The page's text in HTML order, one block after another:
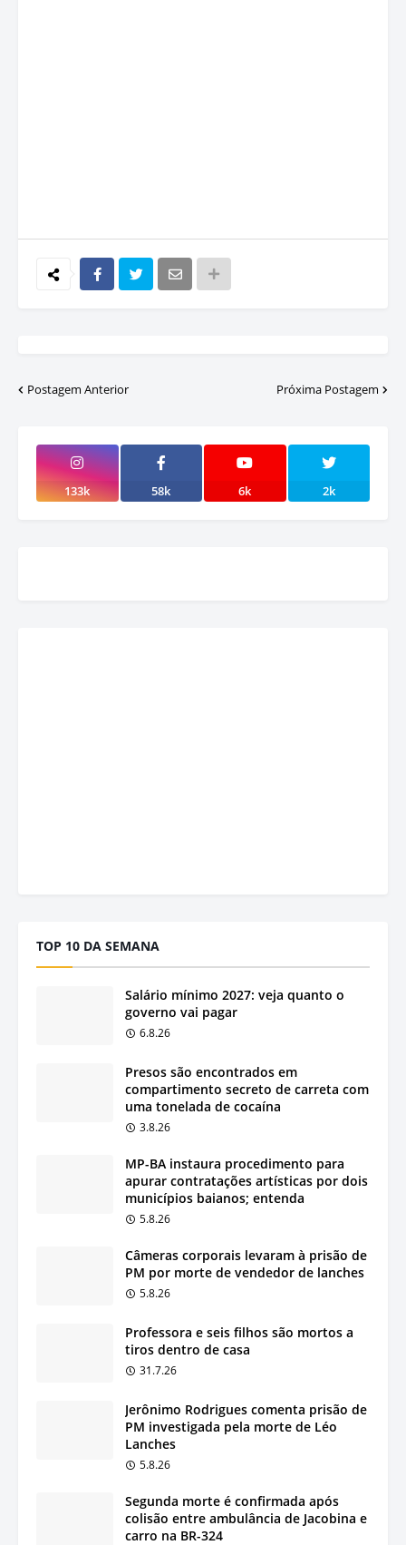
Postagem Anterior Próxima Postagem
133k 58k 6k 2k
TOP 10 DA SEMANA
Salário mínimo 2027: veja quanto o
governo vai pagar
6.8.26
Presos são encontrados em
compartimento secreto de carreta com
uma tonelada de cocaína
3.8.26
MP-BA instaura procedimento para
apurar contratações artísticas por dois
municípios baianos; entenda
5.8.26
Câmeras corporais levaram à prisão de
PM por morte de vendedor de lanches
5.8.26
Professora e seis filhos são mortos a
tiros dentro de casa
31.7.26
Jerônimo Rodrigues comenta prisão de
PM investigada pela morte de Léo
Lanches
5.8.26
Segunda morte é confirmada após
colisão entre ambulância de Jacobina e
carro na BR-324